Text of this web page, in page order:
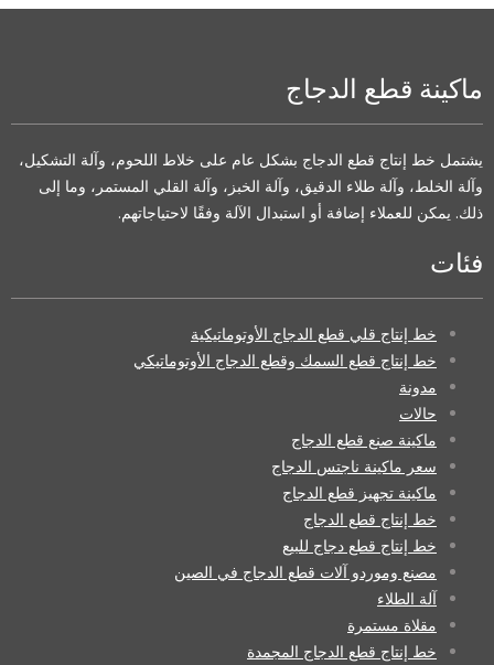
ماكينة قطع الدجاج
يشتمل خط إنتاج قطع الدجاج بشكل عام على خلاط اللحوم، وآلة التشكيل،
وآلة الخلط، وآلة طلاء الدقيق، وآلة الخبز، وآلة القلي المستمر، وما إلى
ذلك. يمكن للعملاء إضافة أو استبدال الآلة وفقًا لاحتياجاتهم.
فئات
خط إنتاج قلي قطع الدجاج الأوتوماتيكية
خط إنتاج قطع السمك وقطع الدجاج الأوتوماتيكي
مدونة
حالات
ماكينة صنع قطع الدجاج
سعر ماكينة ناجتس الدجاج
ماكينة تجهيز قطع الدجاج
خط إنتاج قطع الدجاج
خط إنتاج قطع دجاج للبيع
مصنع وموردو آلات قطع الدجاج في الصين
آلة الطلاء
مقلاة مستمرة
خط إنتاج قطع الدجاج المجمدة